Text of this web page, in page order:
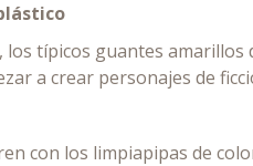
los típicos guantes
a crear personajes de
con los limpiapipas de